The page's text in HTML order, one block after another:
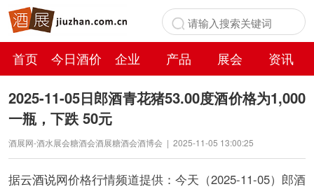
首页 今日酒价 企业 产品 展会
资讯
百科
2025-11-05日郎酒青花猪53.00度酒价格为1,000
一瓶，下跌 50元
酒展网-酒水展会糖酒会酒展糖酒会酒博会 | 2025-11-05 13:00:25
据云酒说网价格行情频道提供：今天（2025-11-05）郎酒